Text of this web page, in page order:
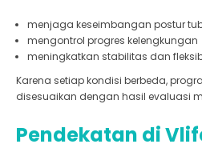
menjaga keseimbangan postur
mengontrol progres kelengkungan
meningkatkan stabilitas dan
Karena setiap kondisi berbeda,
disesuaikan dengan hasil evaluasi
Pendekatan di